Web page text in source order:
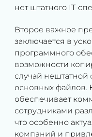
нет штатного IT-
Второе важное
заключается в
программного
возможности
случай нештатной
основных файлов.
обеспечивает
сотрудниками
что особенно
компаний и